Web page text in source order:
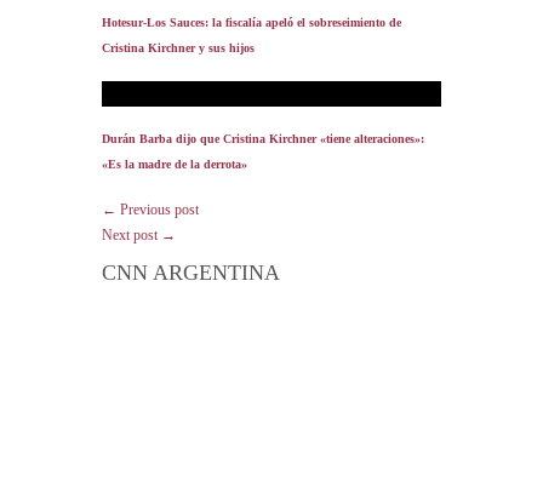
Hotesur-Los Sauces: la fiscalía apeló el sobreseimiento de
Cristina Kirchner y sus hijos
Durán Barba dijo que Cristina Kirchner «tiene alteraciones»:
«Es la madre de la derrota»
← Previous post
Next post →
CNN ARGENTINA